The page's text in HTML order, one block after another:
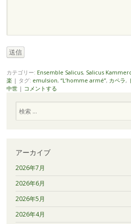
送信
カテゴリー: Ensemble Salicus, Salicus
楽 | タグ: emulsion, “L’homme armé”, カペラ,
中世 | コメントする
索
アーカイブ
2026年7月
2026年6月
2026年5月
2026年4月